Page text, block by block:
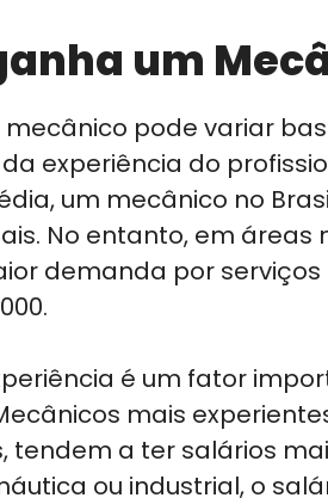
um
mecânico pode variar
experiência do
um mecânico no
No entanto, em
demanda por
é um fator
mais
tendem a ter salários
ou industrial, o